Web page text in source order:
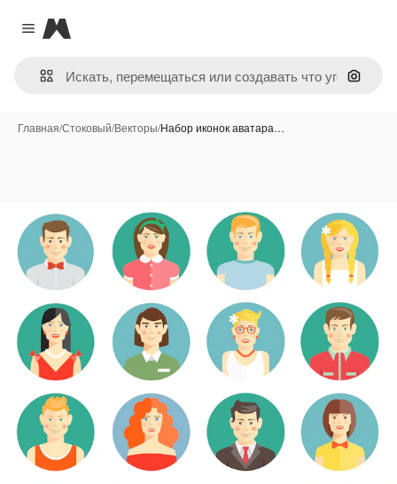
Close menu
Magnific
Поиск
Главная/Стоковый/Векторы/Набор иконок аватара…